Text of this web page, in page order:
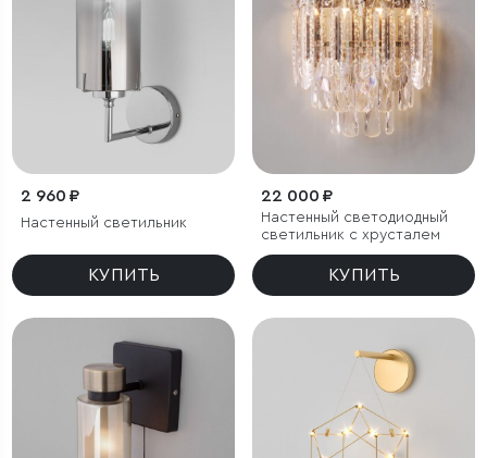
2 960 ₽
Настенный светильник
КУПИТЬ
22 000 ₽
Настенный светодиодный
светильник с хрусталем
КУПИТЬ